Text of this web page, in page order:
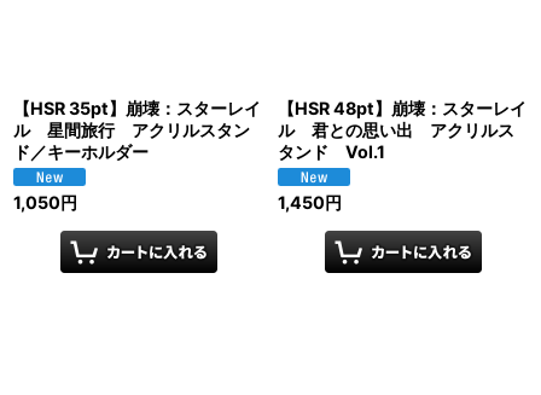
【HSR 35pt】崩壊：スターレイ
ル 星間旅行 アクリルスタン
ド／キーホルダー
1,050円
【HSR 48pt】崩壊：スターレイ
ル 君との思い出 アクリルス
タンド Vol.1
1,450円